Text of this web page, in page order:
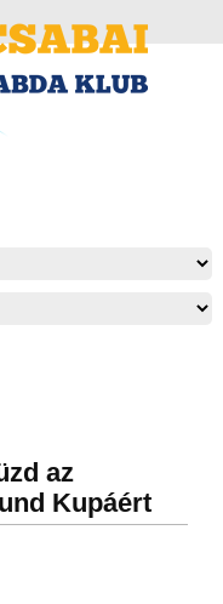
az
Kupáért